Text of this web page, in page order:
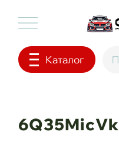
Каталог
6Q35MicVk